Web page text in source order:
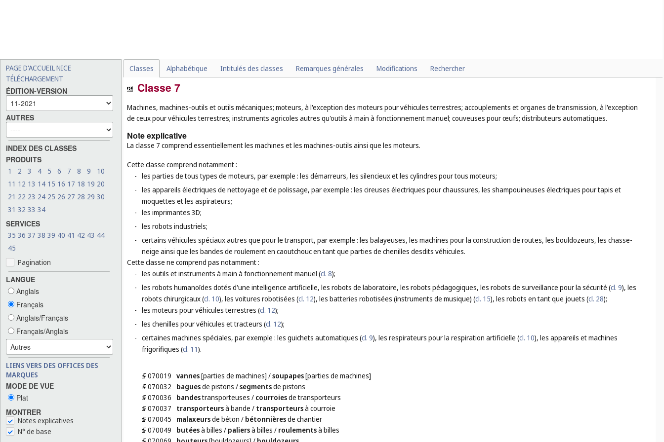
PAGE D'ACCUEIL NICE
TÉLÉCHARGEMENT
ÉDITION-VERSION
AUTRES
INDEX DES CLASSES
PRODUITS
1 2 3 4 5 6 7 8 9
10
11 12 13 14 15 16 17 18 19 20
21 22 23 24 25 26 27 28 29 30
31 32 33 34
SERVICES
35 36 37 38 39 40 41 42 43 44
45
Pagination
LANGUE
Anglais
Français
Anglais/Français
Français/Anglais
LIENS VERS DES OFFICES DES
MARQUES
MODE DE VUE
Plat
MONTRER
Notes explicatives
N° de base
Classes Alphabétique Intitulés des classes Remarques générales Modifications Rechercher
Classe 7
Machines, machines-outils et outils mécaniques; moteurs, à l'exception des moteurs pour véhicules terrestres; accouplements et organes de transmission, à l'exception
de ceux pour véhicules terrestres; instruments agricoles autres qu'outils à main à fonctionnement manuel; couveuses pour œufs; distributeurs automatiques.
Note explicative
La classe 7 comprend essentiellement les machines et les machines-outils ainsi que les moteurs.
Cette classe comprend notamment :
- les parties de tous types de moteurs, par exemple : les démarreurs, les silencieux et les cylindres pour tous moteurs;
- les appareils électriques de nettoyage et de polissage, par exemple : les cireuses électriques pour chaussures, les shampouineuses électriques pour tapis et
moquettes et les aspirateurs;
- les imprimantes 3D;
- les robots industriels;
- certains véhicules spéciaux autres que pour le transport, par exemple : les balayeuses, les machines pour la construction de routes, les bouldozeurs, les chasse-
neige ainsi que les bandes de roulement en caoutchouc en tant que parties de chenilles desdits véhicules.
Cette classe ne comprend pas notamment :
- les outils et instruments à main à fonctionnement manuel (cl. 8);
- les robots humanoïdes dotés d'une intelligence artificielle, les robots de laboratoire, les robots pédagogiques, les robots de surveillance pour la sécurité (cl. 9), les
robots chirurgicaux (cl. 10), les voitures robotisées (cl. 12), les batteries robotisées (instruments de musique) (cl. 15), les robots en tant que jouets (cl. 28);
- les moteurs pour véhicules terrestres (cl. 12);
- les chenilles pour véhicules et tracteurs (cl. 12);
- certaines machines spéciales, par exemple : les guichets automatiques (cl. 9), les respirateurs pour la respiration artificielle (cl. 10), les appareils et machines
frigorifiques (cl. 11).
070019 vannes[parties de machines] /soupapes[parties de machines]
070032
baguesde pistons /segmentsde pistons
070036
bandestransporteuses / courroiesde transporteurs
070037
transporteursà bande / transporteursà courroie
070045
malaxeursde béton / bétonnièresde chantier
070049
butéesà billes / paliersà billes / roulementsà billes